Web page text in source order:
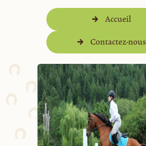
Accueil
Contactez-nous